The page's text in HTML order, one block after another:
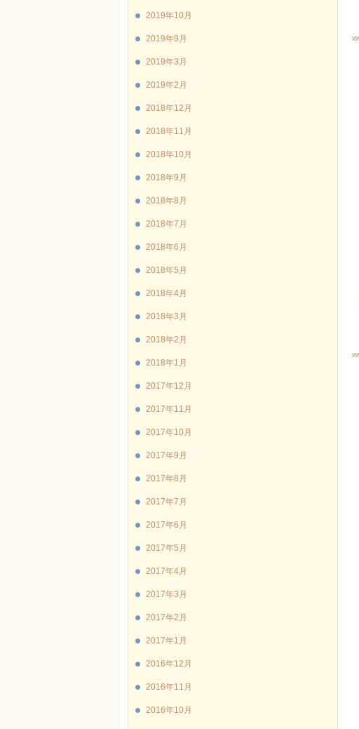
2019年10月
2019年9月
2019年3月
2019年2月
2018年12月
2018年11月
2018年10月
2018年9月
2018年8月
2018年7月
2018年6月
2018年5月
2018年4月
2018年3月
2018年2月
2018年1月
2017年12月
2017年11月
2017年10月
2017年9月
2017年8月
2017年7月
2017年6月
2017年5月
2017年4月
2017年3月
2017年2月
2017年1月
2016年12月
2016年11月
2016年10月